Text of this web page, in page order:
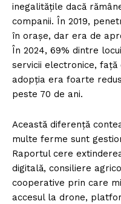
inegalitățile dacă
companii. În 2019,
în orașe, dar era de
În 2024, 69% dintre
servicii electronice,
adopția era foarte
peste 70 de ani.
Această diferență
multe ferme sunt
Raportul cere
digitală, consiliere
cooperative prin care
accesul la drone,